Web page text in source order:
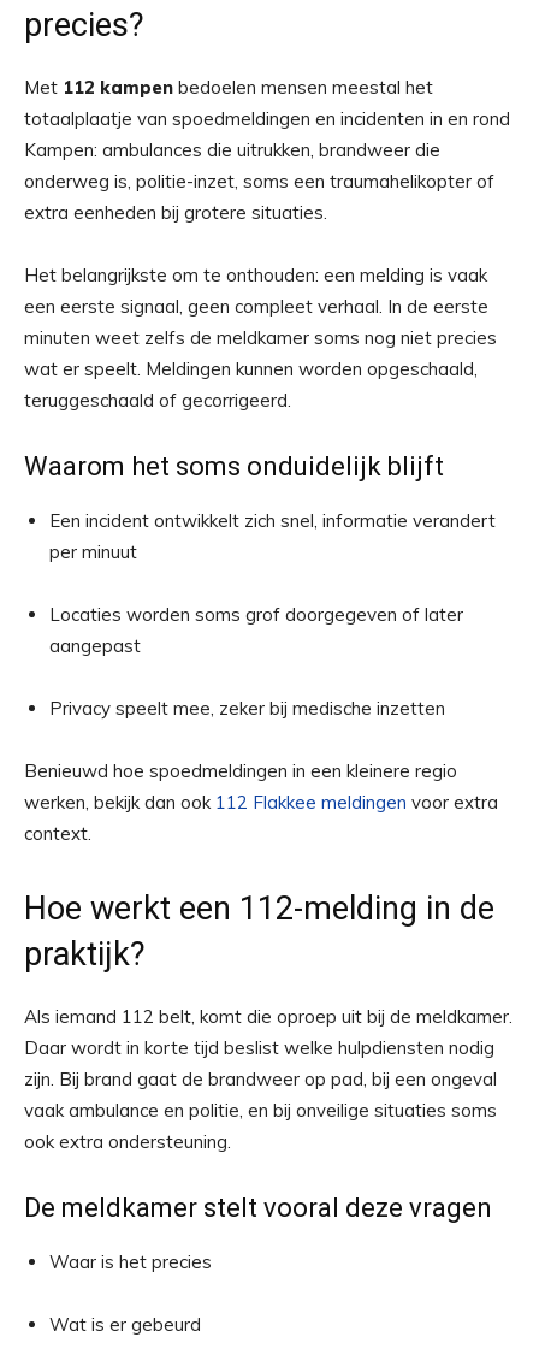
precies?
Met 112 kampen bedoelen mensen meestal het
totaalplaatje van spoedmeldingen en incidenten in en rond
Kampen: ambulances die uitrukken, brandweer die
onderweg is, politie-inzet, soms een traumahelikopter of
extra eenheden bij grotere situaties.
Het belangrijkste om te onthouden: een melding is vaak
een eerste signaal, geen compleet verhaal. In de eerste
minuten weet zelfs de meldkamer soms nog niet precies
wat er speelt. Meldingen kunnen worden opgeschaald,
teruggeschaald of gecorrigeerd.
Waarom het soms onduidelijk blijft
Een incident ontwikkelt zich snel, informatie verandert
per minuut
Locaties worden soms grof doorgegeven of later
aangepast
Privacy speelt mee, zeker bij medische inzetten
Benieuwd hoe spoedmeldingen in een kleinere regio
werken, bekijk dan ook 112 Flakkee meldingen voor extra
context.
Hoe werkt een 112-melding in de
praktijk?
Als iemand 112 belt, komt die oproep uit bij de meldkamer.
Daar wordt in korte tijd beslist welke hulpdiensten nodig
zijn. Bij brand gaat de brandweer op pad, bij een ongeval
vaak ambulance en politie, en bij onveilige situaties soms
ook extra ondersteuning.
De meldkamer stelt vooral deze vragen
Waar is het precies
Wat is er gebeurd